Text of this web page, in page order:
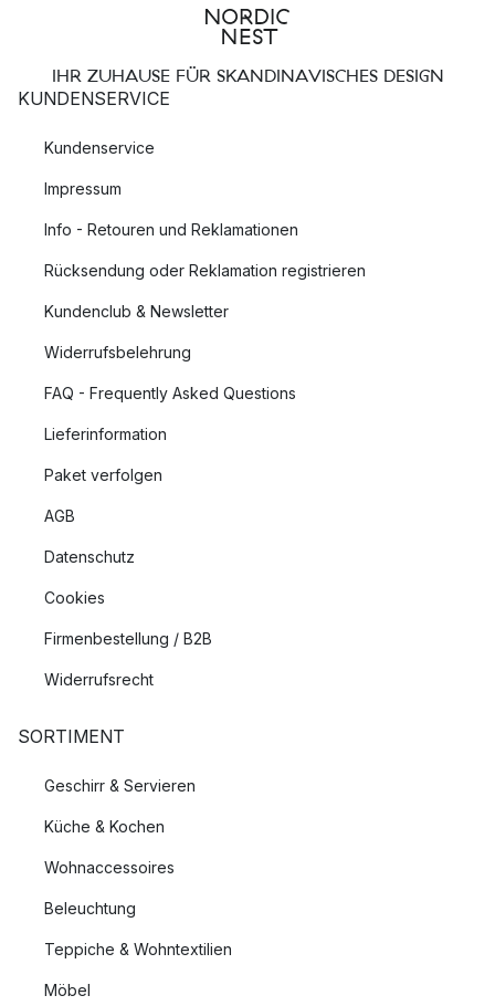
IHR ZUHAUSE FÜR SKANDINAVISCHES DESIGN
KUNDENSERVICE
Kundenservice
Impressum
Info - Retouren und Reklamationen
Rücksendung oder Reklamation registrieren
Kundenclub & Newsletter
Widerrufsbelehrung
FAQ - Frequently Asked Questions
Lieferinformation
Paket verfolgen
AGB
Datenschutz
Cookies
Firmenbestellung / B2B
Widerrufsrecht
SORTIMENT
Geschirr & Servieren
Küche & Kochen
Wohnaccessoires
Beleuchtung
Teppiche & Wohntextilien
Möbel